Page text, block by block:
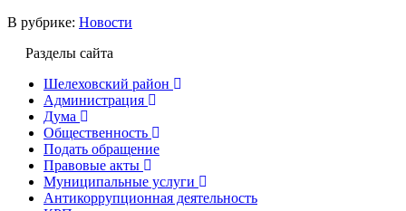
В рубрике: Новости
Разделы сайта
Шелеховский район
Администрация
Дума
Общественность
Подать обращение
Правовые акты
Муниципальные услуги
Антикоррупционная деятельность